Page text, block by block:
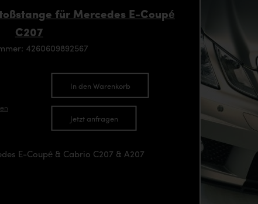
für Mercedes E-Coupé
C207
4260609892567
In den Warenkorb
Jetzt anfragen
E-Coupé & Cabrio C207 & A207